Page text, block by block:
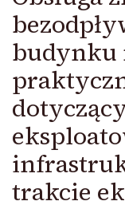
budynku
trakcie